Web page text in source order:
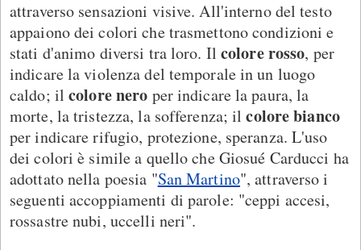
attraverso sensazioni visive. All'interno del testo
appaiono dei colori che trasmettono condizioni e
stati d'animo diversi tra loro. Il colore rosso, per
indicare la violenza del temporale in un luogo
caldo; ilcolore nero per indicare la paura, la
morte, la tristezza, la sofferenza; ilcolore bianco
per indicare rifugio, protezione, speranza. L'uso
dei colori è simile a quello che Giosué Carducci ha
adottato nella poesia "San Martino", attraverso i
seguenti accoppiamenti di parole: "ceppi accesi,
rossastre nubi, uccelli neri".